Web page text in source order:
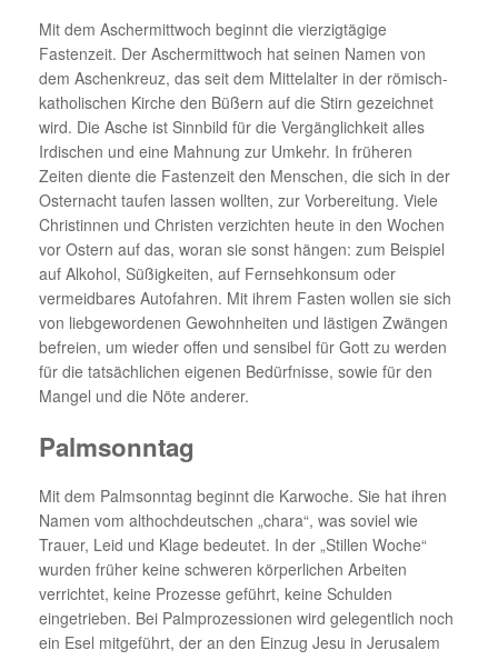
Mit dem Aschermittwoch beginnt die vierzigtägige
Fastenzeit. Der Aschermittwoch hat seinen Namen von
dem Aschenkreuz, das seit dem Mittelalter in der römisch-
katholischen Kirche den Büßern auf die Stirn gezeichnet
wird. Die Asche ist Sinnbild für die Vergänglichkeit alles
Irdischen und eine Mahnung zur Umkehr. In früheren
Zeiten diente die Fastenzeit den Menschen, die sich in der
Osternacht taufen lassen wollten, zur Vorbereitung. Viele
Christinnen und Christen verzichten heute in den Wochen
vor Ostern auf das, woran sie sonst hängen: zum Beispiel
auf Alkohol, Süßigkeiten, auf Fernsehkonsum oder
vermeidbares Autofahren. Mit ihrem Fasten wollen sie sich
von liebgewordenen Gewohnheiten und lästigen Zwängen
befreien, um wieder offen und sensibel für Gott zu werden
für die tatsächlichen eigenen Bedürfnisse, sowie für den
Mangel und die Nöte anderer.
Palmsonntag
Mit dem Palmsonntag beginnt die Karwoche. Sie hat ihren
Namen vom althochdeutschen „chara“, was soviel wie
Trauer, Leid und Klage bedeutet. In der „Stillen Woche“
wurden früher keine schweren körperlichen Arbeiten
verrichtet, keine Prozesse geführt, keine Schulden
eingetrieben. Bei Palmprozessionen wird gelegentlich noch
ein Esel mitgeführt, der an den Einzug Jesu in Jerusalem